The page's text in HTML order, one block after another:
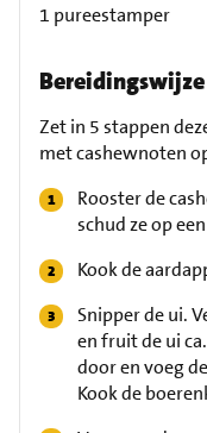
1 pureestamper
Bereidingswijze
Zet in 5 stappen
met cashewnoten
Rooster de
schud ze op
Kook de
Snipper de ui.
en fruit de ui
door en voeg
Kook de